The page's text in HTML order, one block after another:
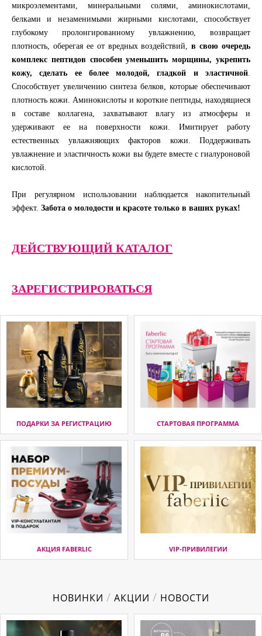
микроэлементами, минеральными солями, аминокислотами,
белками и незаменимыми жирными кислотами, способствует
глубокому пролонгированному увлажнению, возвращает
плотность, оберегая ее от вредных воздействий,в свою очередь
комплекс пептидов способен уменьшить морщины, укрепить
кожу, сделать ее более молодой, гладкой и эластичной
Способствует увеличению синтеза белков, которые обеспечивают
плотность кожи. Аминокислоты и короткие пептиды, находящиеся
в составе коллагена, захватывают влагу из атмосферы и
удерживают ее на поверхности кожи. Имитирует работу
естественных увлажняющих факторов кожи. Поддерживать
увлажнение и эластичность кожи вы будете вместе с гиалуроновой
кислотой.
При регулярном использовании наблюдается накопительный
эффект. Забота о молодости и красоте только в ваших руках!
ДЕЙСТВУЮЩИЙ КАТАЛОГ
ЗАРЕГИСТРИРОВАТЬСЯ
ПОДАРКИ ЗА РЕГИСТРАЦИЮ СТАРТОВАЯ ПРОГРАММА
АКЦИЯ FABERLIC VIP-ПРИВИЛЕГИИ
НОВИНКИ / АКЦИИ / НОВОСТИ